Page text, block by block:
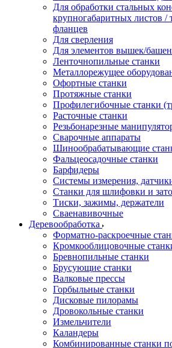
Для обработки стальных
крупногабаритных листов /
фланцев
Для сверления
Для элементов вышек/
Ленточнопильные станки
Металлорежущее
Офортные станки
Протяжные станки
Профилегибочные станки
Расточные станки
Резьбонарезные
Сварочные аппараты
Шинообрабатывающие
Фальцеосадочные станки
Барфидеры
Системы измерения,
Станки для шлифовки и
Тиски, зажимы, держатели
Cваенавивочные
Деревообработка
Форматно-раскроечные
Кромкооблицовочные
Бревнопильные станки
Брусующие станки
Валковые прессы
Горбыльные станки
Дисковые пилорамы
Дровокольные станки
Измельчители
Каландеры
Комбинированные станки